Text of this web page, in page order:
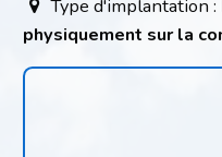
Type d'implantation :
physiquement sur la